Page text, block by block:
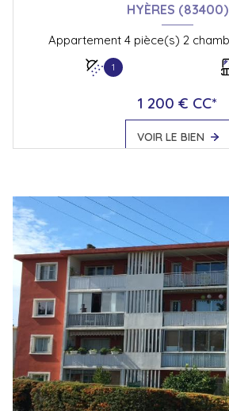
HYÈRES (83400)
1
1 200 € CC*
VOIR LE BIEN